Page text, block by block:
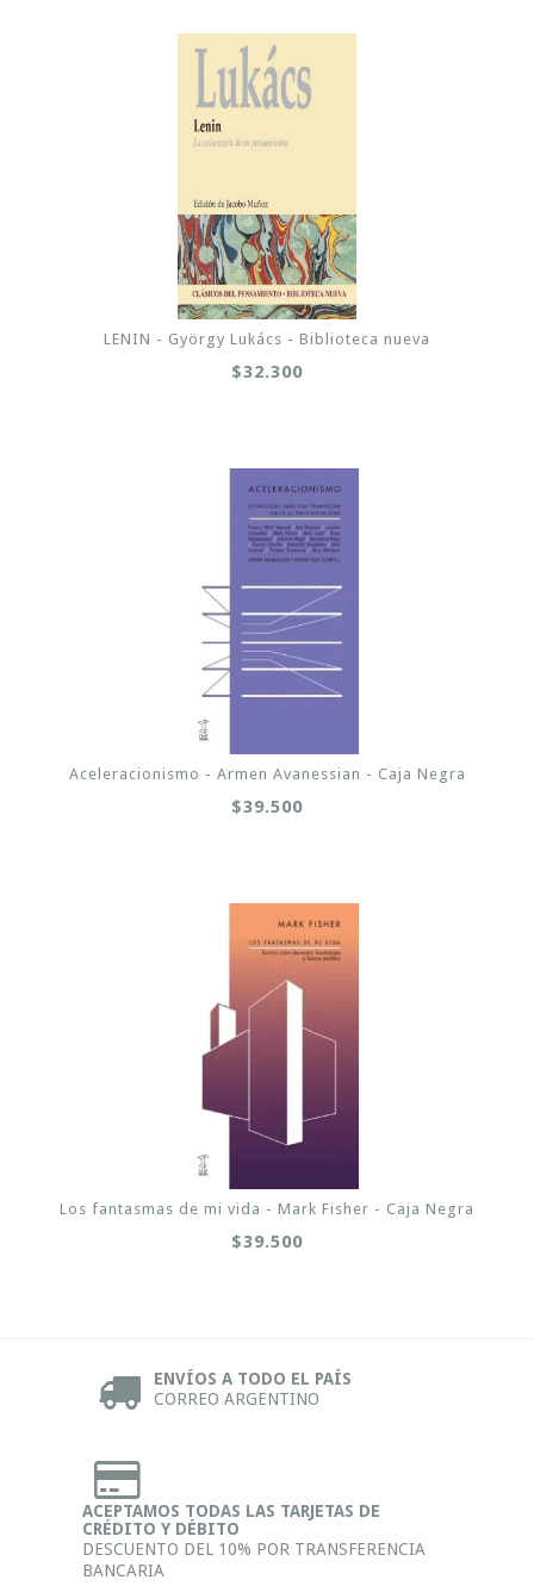
LENIN - György Lukács - Biblioteca nueva
$32.300
Aceleracionismo - Armen Avanessian - Caja Negra
$39.500
Los fantasmas de mi vida - Mark Fisher - Caja Negra
$39.500
ENVÍOS A TODO EL PAÍS
CORREO ARGENTINO
ACEPTAMOS TODAS LAS TARJETAS DE
CRÉDITO Y DÉBITO
DESCUENTO DEL 10% POR TRANSFERENCIA
BANCARIA